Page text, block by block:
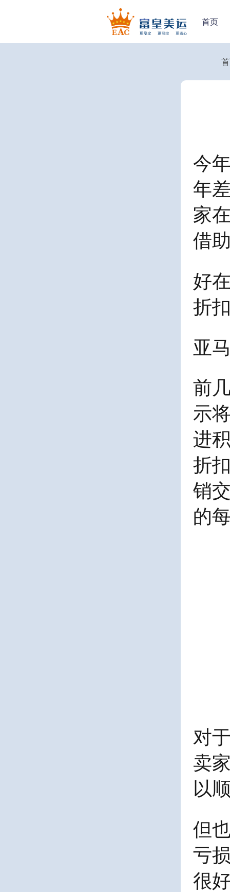
首页
今
年
家
借
好
折
亚
前
示
进
折
销
的
对
卖
以
但
亏
很